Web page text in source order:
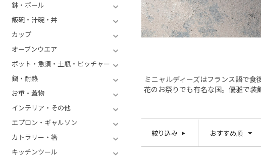
鉢・ボール
飯碗・汁碗・丼
カップ
オーブンウエア
ポット・急須・土瓶・ピッチャー
鍋・耐熱
お重・蓋物
インテリア・その他
エプロン・ギャルソン
カトラリー・箸
キッチンツール
ミニャルディーズはフランス語で
花のお祭りでも有名な国。優雅で
絞り込み おすすめ順